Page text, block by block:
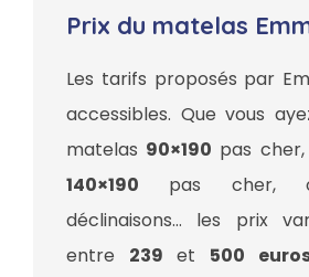
Prix du matelas
Les tarifs proposés par
accessibles. Que vous
matelas 90×190 pas cher,
140×190 pas cher,
déclinaisons… les prix
entre 239 et 500